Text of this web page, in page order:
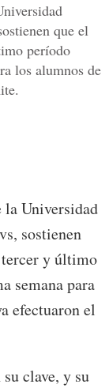
que el
período
los alumnos de
la Universidad
sostienen
y último
semana para
efectuaron el
clave, y su